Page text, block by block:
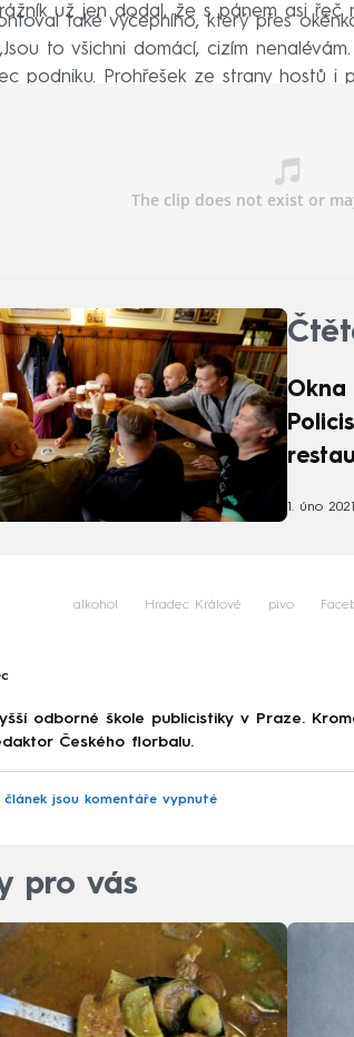
už jen dodal, že s pánem asi řeč
také výčepního, který přes
to všichni domácí, cizím
podniku. Prohřešek ze strany hostů i
1. úno
alkohol Hradec Králové pivo
odborné škole publicistiky v Praze.
Českého florbalu.
jsou komentáře vypnuté
pro vás